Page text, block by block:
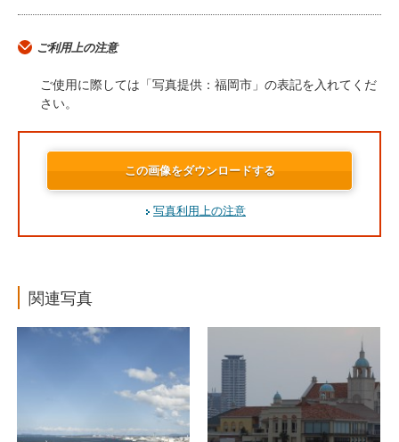
ご利用上の注意
ご使用に際しては「写真提供：福岡市」の表記を入れてくだ
さい。
この画像をダウンロードする
写真利用上の注意
関連写真